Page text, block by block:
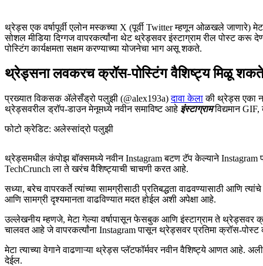
थ्रेड्स एक वर्षापूर्वी एलोन मस्कच्या X (पूर्वी Twitter म्हणून ओळखले जाणारे)
सोशल मीडिया दिग्गज वापरकर्त्यांना थेट थ्रेड्सवर इंस्टाग्राम रील पोस्ट करू
पोस्टिंग कार्यक्षमता सक्षम करण्याच्या योजनेचा भाग असू शकते.
थ्रेड्सना लवकरच क्रॉस-पोस्टिंग वैशिष्ट्य मिळू
प्रख्यात विकसक ॲलेसँड्रो पलुझी (@alex193a)दावा केलाकी थ्रेड्स एका
थ्रेड्सवरील ड्रॉप-डाउन मेनूमध्ये नवीन समाविष्ट आहे इंस्टाग्रामविद्यमान GIF,
फोटो क्रेडिट: अलेस्सांद्रो पलुझी
थ्रेड्समधील कंपोझ बॉक्समध्ये नवीन Instagram बटण टॅप केल्याने Instagram
TechCrunch ला ते खरंच वैशिष्ट्याची चाचणी करत आहे.
सध्या, बरेच वापरकर्ते त्यांच्या सामग्रीसाठी प्रतिबद्धता वाढवण्यासाठी आणि
आणि सामग्री दृश्यमानता वाढविण्यात मदत होईल अशी अपेक्षा आहे.
उल्लेखनीय म्हणजे, मेटा गेल्या वर्षापासून फेसबुक आणि इंस्टाग्राम ते थ्रेड्सवर
चालवत आहे जे वापरकर्त्यांना Instagram पासून थ्रेड्सवर प्रतिमा क्रॉस-
मेटा त्याच्या वेगाने वाढणाऱ्या थ्रेड्स प्लॅटफॉर्मवर नवीन वैशिष्ट्ये आणत आहे.
देईल.